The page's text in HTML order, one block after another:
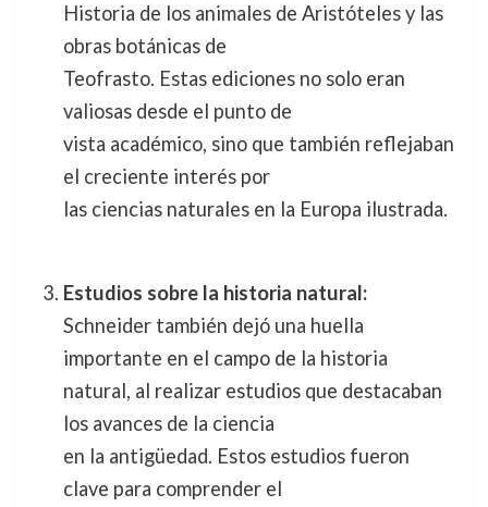
Historia de los animales de Aristóteles y las
obras botánicas de
Teofrasto. Estas ediciones no solo eran
valiosas desde el punto de
vista académico, sino que también reflejaban
el creciente interés por
las ciencias naturales en la Europa ilustrada.
Estudios sobre la historia natural:
Schneider también dejó una huella
importante en el campo de la historia
natural, al realizar estudios que destacaban
los avances de la ciencia
en la antigüedad. Estos estudios fueron
clave para comprender el